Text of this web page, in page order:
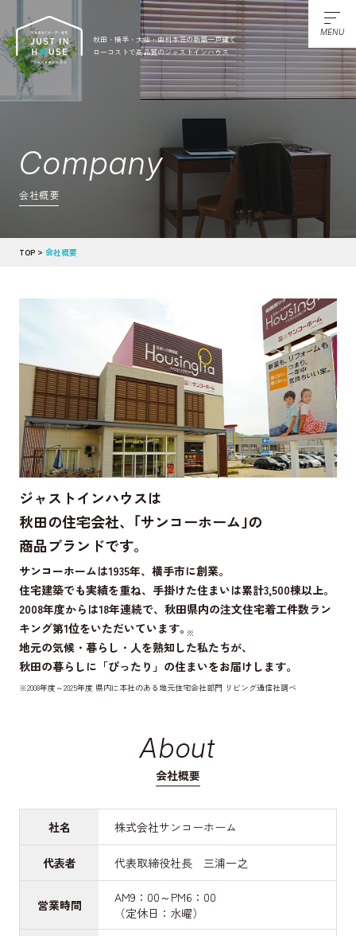
MENU
秋田・横手・大仙・由利本荘の新築一戸建て
ローコストで高品質のジャストインハウス
Company
会社概要
TOP 会社概要
ジャストインハウスは
秋田の住宅会社、｢サンコーホーム｣の
商品ブランドです。
サンコーホームは1935年、横手市に創業。
住宅建築でも実績を重ね、手掛けた住まいは累計3,500棟以上。
2008年度からは18年連続で、 秋田県内の注文住宅着工件数ラン
キング第1位をいただいています。
地元の気候・暮らし・人を熟知した私たちが、
秋田の暮らしに「ぴったり」の住まいをお届けします。
※2008年度～2025年度 県内に本社のある地元住宅会社部門 リビング通信社調べ
About
会社概要
社名 株式会社サンコーホーム
代表者 代表取締役社長 三浦一之
営業時間
AM9：00～PM6：00
（定休日：水曜）